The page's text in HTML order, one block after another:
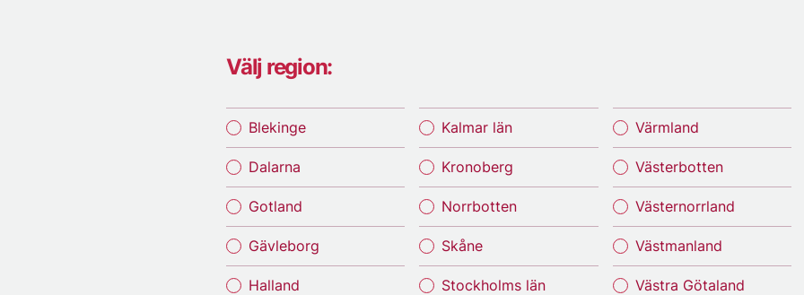
Välj region:
Blekinge
Dalarna
Gotland
Gävleborg
Halland
Kalmar län
Kronoberg
Norrbotten
Skåne
Stockholms län
Värmland
Västerbotten
Västernorrland
Västmanland
Västra Götaland